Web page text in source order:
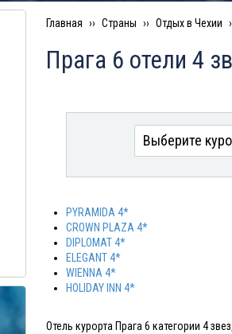
Главная Страны Отдых в Чехии
Прага 6 отели 4
Выберите
PYRAMIDA 4*
CROWN PLAZA 4*
DIPLOMAT 4*
ELEGANT 4*
WIENNA 4*
HOLIDAY INN 4*
Отель курорта Прага 6 категории 4